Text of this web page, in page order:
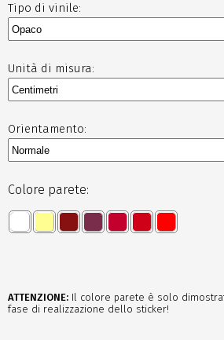
Tipo di vinile:
Unità di misura:
Orientamento:
Colore parete:
ATTENZIONE: Il colore parete è solo
fase di realizzazione dello sticker!